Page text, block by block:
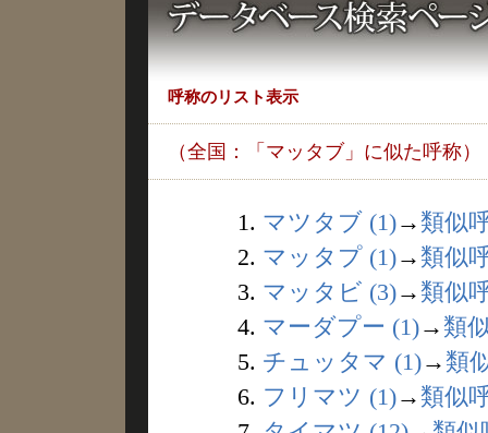
呼称のリスト表示
（全国：「マッタブ」に似た呼称）
1. マツタブ (1)→ 類似
2. マッタプ (1)→ 類似
3. マッタビ (3)→ 類似
4. マーダプー (1)→ 類
5. チュッタマ (1)→ 類
6. フリマツ (1)→ 類似